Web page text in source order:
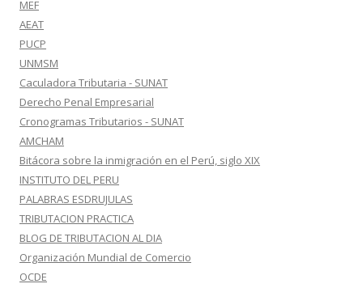
MEF
AEAT
PUCP
UNMSM
Caculadora Tributaria - SUNAT
Derecho Penal Empresarial
Cronogramas Tributarios - SUNAT
AMCHAM
Bitácora sobre la inmigración en el Perú, siglo XIX
INSTITUTO DEL PERU
PALABRAS ESDRUJULAS
TRIBUTACION PRACTICA
BLOG DE TRIBUTACION AL DIA
Organización Mundial de Comercio
OCDE